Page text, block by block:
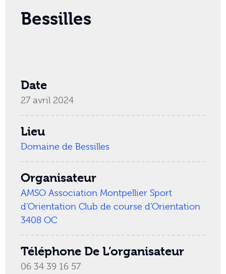
Bessilles
Date
27 avril 2024
Lieu
Domaine de Bessilles
Organisateur
AMSO Association Montpellier Sport
d’Orientation Club de course d’Orientation
3408 OC
Téléphone De L’organisateur
06 34 39 16 57